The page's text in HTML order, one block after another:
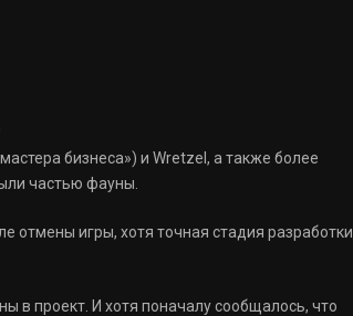
бизнеса») и Wretzel, а также более
частью фауны.
отмены игры, хотя точная стадия разработки
в проект. И хотя поначалу сообщалось, что